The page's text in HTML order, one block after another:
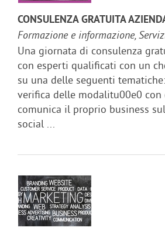
CONSULENZA GRATUITA
Formazione e informazione,
Una giornata di consulenza
con esperti qualificati con un
su una delle seguenti
verifica delle modalitu00e0 con
comunica il proprio business
social ...